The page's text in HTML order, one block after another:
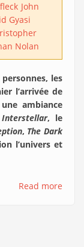
John
Gyasi
Nolan
les
l’arrivée de
ambiance
Interstellar, le
, The Dark
l’univers et
Read more